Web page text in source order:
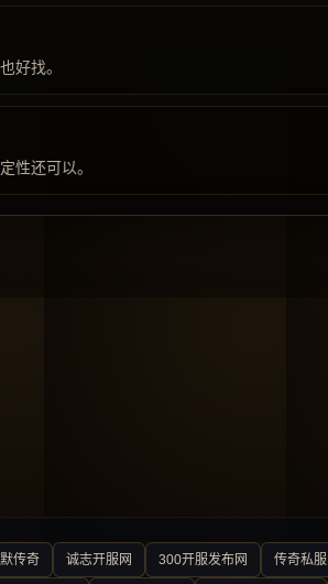
好找。
性还可以。
传奇 诚志开服网 300开服发布网 传奇私服